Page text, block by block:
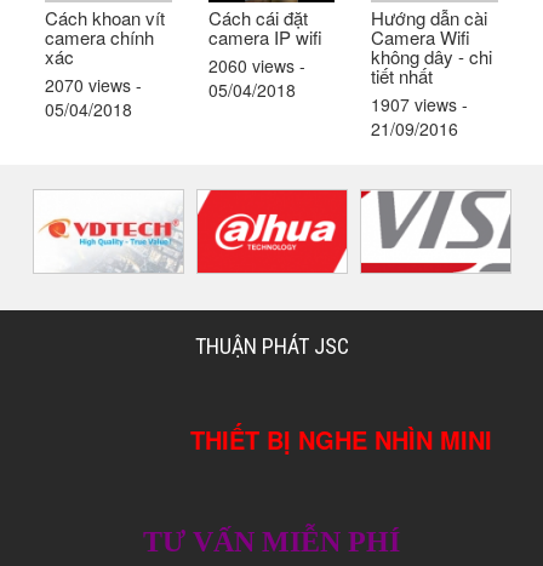
Cách khoan vít
camera chính
xác
2070 views -
05/04/2018
Cách cái đặt
camera IP wifi
2060 views-
05/04/2018
Hướng dẫn cài
Camera Wifi
không dây - chi
tiết nhất
1907 views -
21/09/2016
THUẬN PHÁT JSC
THIẾT BỊ NGHE NHÌN MINI
TƯ VẤN MIỄN PHÍ